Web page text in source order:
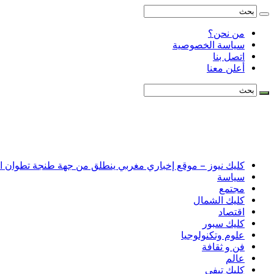
من نحن؟
سياسة الخصوصية
اتصل بنا
أعلن معنا
كليك نيوز – موقع إخباري مغربي ينطلق من جهة طنجة تطوان
سياسة
مجتمع
كليك الشمال
اقتصاد
كليك سبور
علوم وتكنولوجيا
فن و ثقافة
عالم
كليك تيفي